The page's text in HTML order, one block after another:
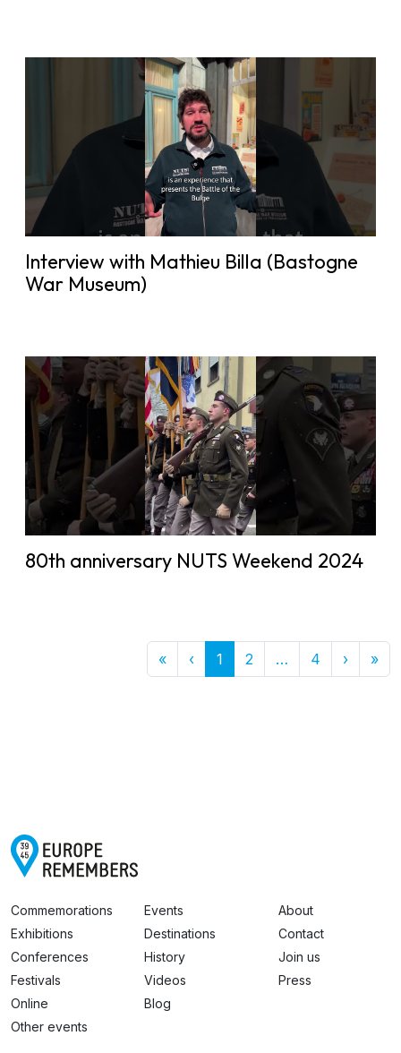
Interview with Mathieu Billa (Bastogne
War Museum)
80th anniversary NUTS Weekend 2024
«First
‹Previous
1 2 … More
4 › Next
»
Commemorations
Exhibitions
Conferences
Festivals
Online
Other events
Events
Destinations
History
Videos
Blog
About
Contact
Join us
Press